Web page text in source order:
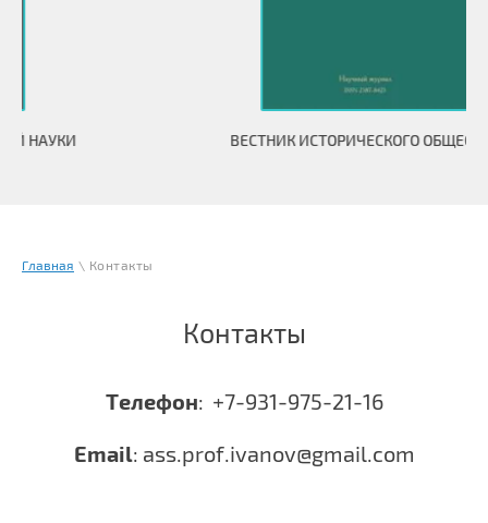
ВЕСТНИК ИСТОРИЧЕСКОГО ОБЩЕСТВА
Главная \ Контакты
Контакты
Телефон: +7-931-975-21-16
Email: ass.prof.ivanov@gmail.com